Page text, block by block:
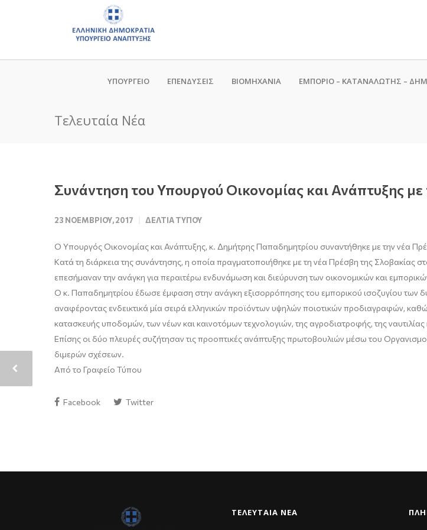
ΥΠΟΥΡΓΕΙΟ ΕΠΕΝΔΥΣΕΙΣ ΒΙΟΜΗΧΑΝΙΑ ΕΜΠΟΡΙΟ – ΚΑΤΑΝΑΛΩΤΗΣ –
Τελευταία Νέα
Συνάντηση του Υπουργού Οικονομίας και Ανάπτυξης
23 ΝΟΕΜΒΡΊΟΥ, 2017 ΔΕΛΤΊΑ ΤΎΠΟΥ
Ο Υπουργός Οικονομίας και Ανάπτυξης, κ. Δημήτρης Παπαδημητρίου συναντήθηκε με την νέα
Κατά τη διάρκεια της συνάντησης, η οποία πραγματοποιήθηκε με τη νέα Πρέσβη της Σλοβακίας
επεσήμαναν την ανάγκη για περαιτέρω ενδυνάμωση και διεύρυνση των οικονομικών και
Ο κ. Παπαδημητρίου έδωσε έμφαση στην ανάγκη εξισορρόπησης του εμπορικού ισοζυγίου των
αναφέροντας ενδεικτικά μία σειρά ελληνικών προϊόντων υψηλών ποιοτικών προδιαγραφών,
κατασκευής υποδομών, των νέων και καινοτόμων τεχνολογιών, της αγροδιατροφής, της ναυτιλίας
Επίσης οι δύο πλευρές συζήτησαν τις προοπτικές ανάπτυξης πρωτοβουλιών μέσω του
διμερών σχέσεων.
Από το Γραφείο Τύπου
Facebook Twitter
ΤΕΛΕΥΤΑΊΑ ΝΈΑ